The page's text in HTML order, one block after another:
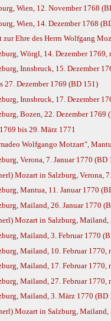
Wien, 12. November 1768
Wien, 14. Dezember 1768
Ehre des Herrn Wolfgang
Wörgl, 14. Dezember
Innsbruck, 15. Dezember
27. Dezember 1769 (BD 151)
Innsbruck, 17. Dezember
Bozen, 22. Dezember 1769
bis 29. März 1771
Wolfgango Motzart",
Verona, 7. Januar 1770 (BD
Mozart in Salzburg,
Mantua, 11. Januar 1770
Mailand, 26. Januar 1770
Mozart in Salzburg, Mailand,
Mailand, 3. Februar 1770
Mailand, 10. Februar
Mailand, 17. Februar
Mailand, 27. Februar
Mailand, 3. März 1770 (BD
Mozart in Salzburg,